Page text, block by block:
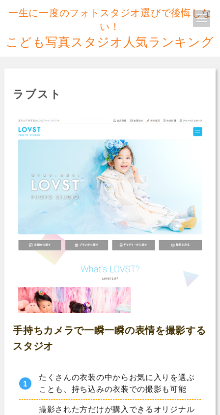
一生に一度のフォトスタジオ選びで後悔しな
い！
こども写真スタジオ人気ランキング
ラブスト
手持ちカメラで一瞬一瞬の表情を撮影する
スタジオ
たくさんの衣装の中からお気に入りを選ぶ
ことも、持ち込みの衣装での撮影も可能
撮影された方だけが購入できるオリジナル